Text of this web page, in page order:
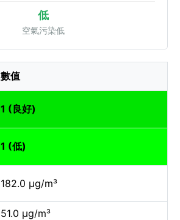
低
空氣污染低
數值
1 (良好)
1 (低)
182.0 µg/m³
51.0 µg/m³